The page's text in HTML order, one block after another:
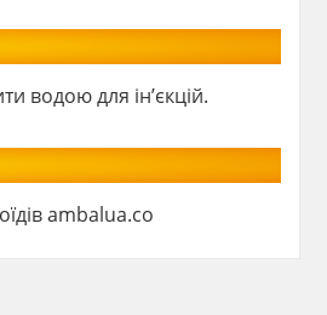
водою для ін’єкцій.
ambalua.co